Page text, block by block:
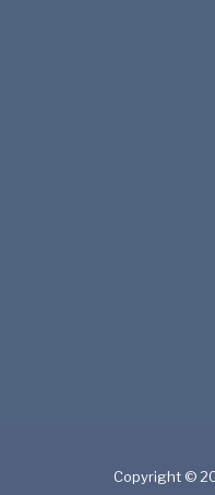
Copyright ©